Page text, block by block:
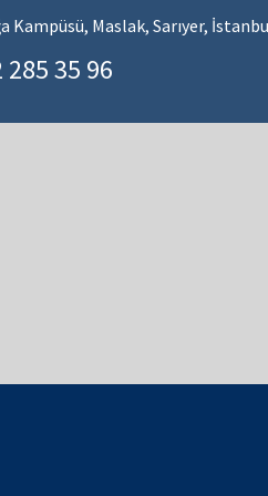
Kampüsü, Maslak, Sarıyer,
285 35 96